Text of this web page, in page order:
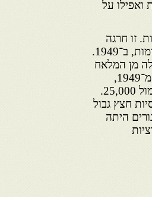
ואפילו על
זו חרגה
במהירות מן הגבולות הנדרשים על־ידי ההיגיינה: 1387 להקטאר, בתוך החומות, ב־1949.
מן המלאח
הקטן המקורי, ואחר כך בעיקר בכיוון המדינה המקורית ובאב מראכש. החל מ־1949,
בתוך החומות, היהודים עלו במספרם במידה רבה על המוסלמים: 43,000 מול 25,000.
חצץ גבול
היתה